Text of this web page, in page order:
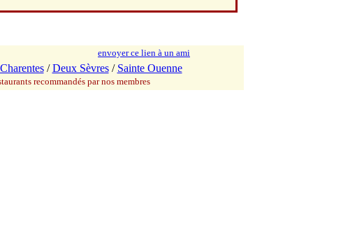
envoyer ce lien à un ami
/Deux Sèvres/ Sainte Ouenne
recommandés par nos membres